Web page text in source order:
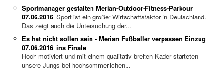
Sportmanager gestalten Merian-Outdoor-Fitness-Parkour
07.06.2016 Sport ist ein großer Wirtschaftsfaktor in Deutschland.
Das zeigt auch die Untersuchung der...
Es hat nicht sollen sein - Merian Fußballer verpassen Einzug
ins Finale
07.06.2016
Hoch motiviert und mit einem qualitativ breiten Kader starteten
unsere Jungs bei hochsommerlichen...